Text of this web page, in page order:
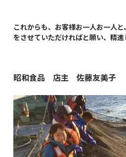
これからも、お客様お一人お一人
をさせていただければと願い、精進
昭和食品 店主 佐藤友美子